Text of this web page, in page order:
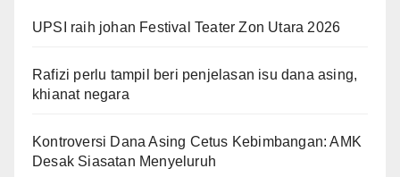
UPSI raih johan Festival Teater Zon Utara 2026
Rafizi perlu tampil beri penjelasan isu dana asing,
khianat negara
Kontroversi Dana Asing Cetus Kebimbangan: AMK
Desak Siasatan Menyeluruh